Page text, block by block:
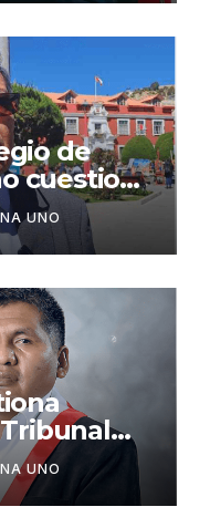
de
cuestiona
UNO
liberación
UNO